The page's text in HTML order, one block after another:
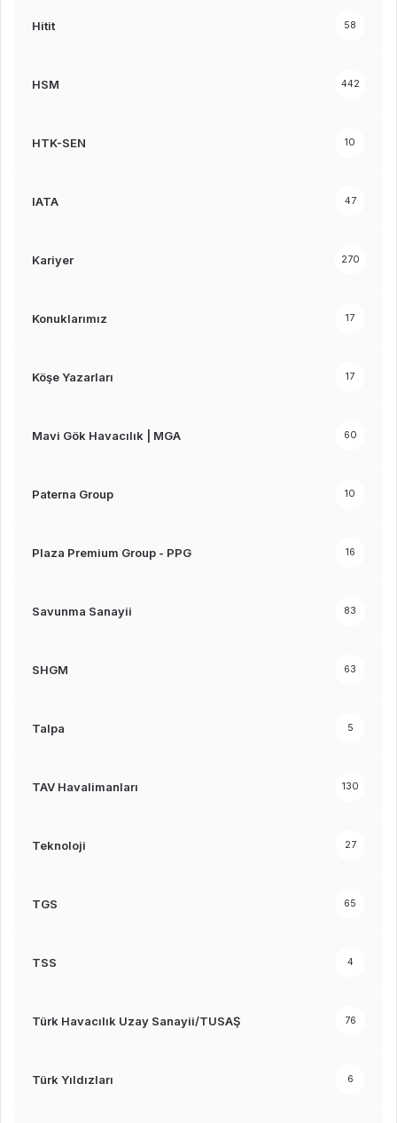
Hitit 58
HSM 442
HTK-SEN 10
IATA 47
Kariyer 270
Konuklarımız 17
Köşe Yazarları 17
Mavi Gök Havacılık | MGA 60
Paterna Group 10
Plaza Premium Group - PPG 16
Savunma Sanayii 83
SHGM 63
Talpa 5
TAV Havalimanları 130
Teknoloji 27
TGS 65
TSS 4
Türk Havacılık Uzay Sanayii/TUSAŞ 76
Türk Yıldızları 6